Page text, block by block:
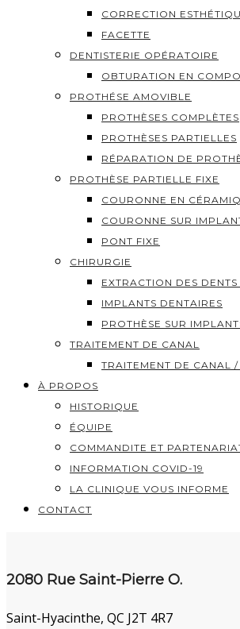
CORRECTION
FACETTE
DENTISTERIE OPÉRATOIRE
OBTURATION EN
PROTHÉSE AMOVIBLE
PROTHÈSES COMPLÈTES
PROTHÈSES PARTIELLES
RÉPARATION DE
PROTHÈSE PARTIELLE FIXE
COURONNE EN
COURONNE SUR
PONT FIXE
CHIRURGIE
EXTRACTION DES DENTS
IMPLANTS DENTAIRES
PROTHÈSE SUR
TRAITEMENT DE CANAL
TRAITEMENT DE CANAL
À PROPOS
HISTORIQUE
ÉQUIPE
COMMANDITE ET
INFORMATION COVID-19
LA CLINIQUE VOUS INFORME
CONTACT
2080 Rue Saint-Pierre O.
Saint-Hyacinthe, QC J2T 4R7